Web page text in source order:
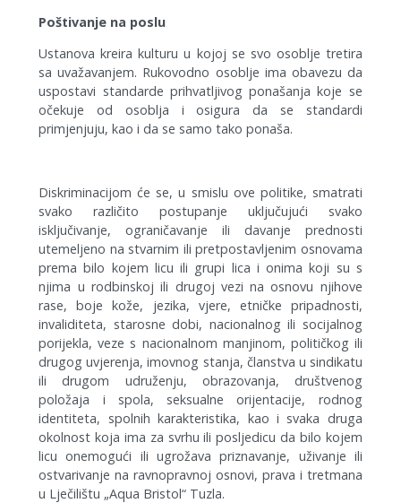
Poštivanje na poslu
Ustanova kreira kulturu u kojoj se svo osoblje tretira
sa uvažavanjem. Rukovodno osoblje ima obavezu da
uspostavi standarde prihvatljivog ponašanja koje se
očekuje od osoblja i osigura da se standardi
primjenjuju, kao i da se samo tako ponaša.
Diskriminacijom će se, u smislu ove politike, smatrati
svako različito postupanje uključujući svako
isključivanje, ograničavanje ili davanje prednosti
utemeljeno na stvarnim ili pretpostavljenim osnovama
prema bilo kojem licu ili grupi lica i onima koji su s
njima u rodbinskoj ili drugoj vezi na osnovu njihove
rase, boje kože, jezika, vjere, etničke pripadnosti,
invaliditeta, starosne dobi, nacionalnog ili socijalnog
porijekla, veze s nacionalnom manjinom, političkog ili
drugog uvjerenja, imovnog stanja, članstva u sindikatu
ili drugom udruženju, obrazovanja, društvenog
položaja i spola, seksualne orijentacije, rodnog
identiteta, spolnih karakteristika, kao i svaka druga
okolnost koja ima za svrhu ili posljedicu da bilo kojem
licu onemogući ili ugrožava priznavanje, uživanje ili
ostvarivanje na ravnopravnoj osnovi, prava i tretmana
u Lječilištu „Aqua Bristol“ Tuzla.